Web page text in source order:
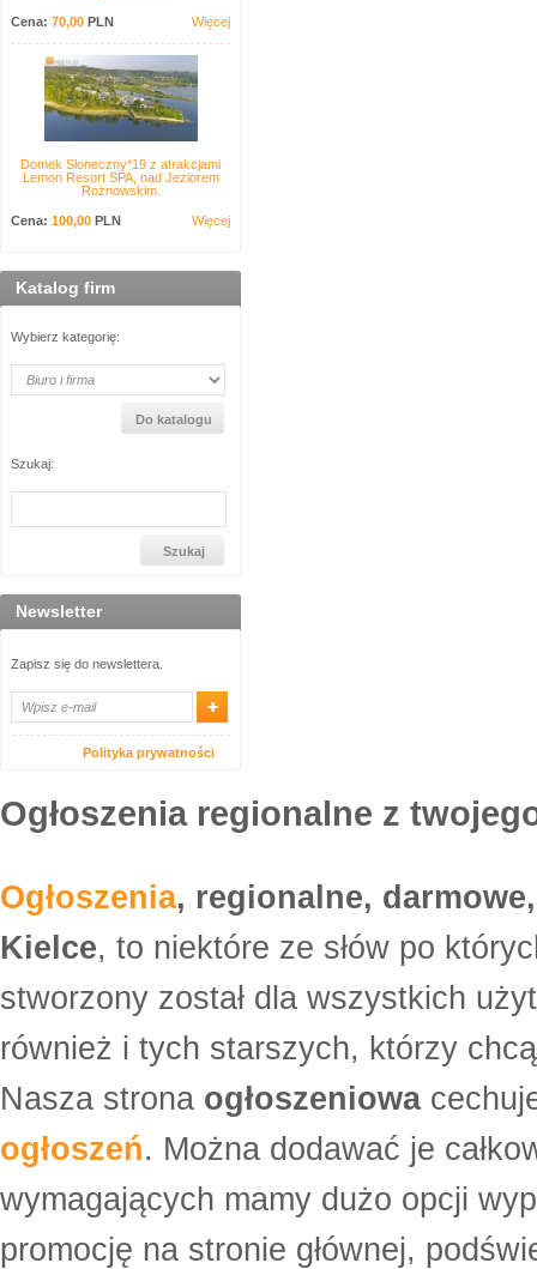
Cena: 70,00 PLN Więcej
Domek Słoneczny*19 z atrakcjami
Lemon Resort SPA, nad Jeziorem
Rożnowskim.
Cena: 100,00 PLN Więcej
Katalog firm
Wybierz kategorię:
Szukaj:
Newsletter
Zapisz się do newslettera.
Polityka prywatności
Ogłoszenia regionalne z
Ogłoszenia, regionalne,
Kielce, to niektóre ze słów po
stworzony został dla wszystkich
również i tych starszych, którzy
Nasza strona ogłoszeniowa
ogłoszeń. Można dodawać je
wymagających mamy dużo opcji
promocję na stronie głównej,